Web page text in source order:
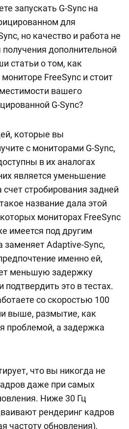
запускать G-Sync на
для
но качество и работа не
дополнительной
статьи о том, как
мониторе FreeSync и стоит
вашего
G-Sync?
которые вы
с мониторами G-Sync,
в их аналогах
является уменьшение
стробирования задней
название дала этой
мониторах FreeSync
имеется под другим
заменяет Adaptive-Sync,
именно ей,
меньшую задержку
это в тестах.
со скоростью 100
выше, размытие, как
проблемой, а задержка
что вы никогда не
даже при самых
Ниже 30 Гц
рендеринг кадров
частоту обновления),